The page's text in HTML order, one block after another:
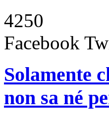
4250
Facebook
Solamente
non sa né